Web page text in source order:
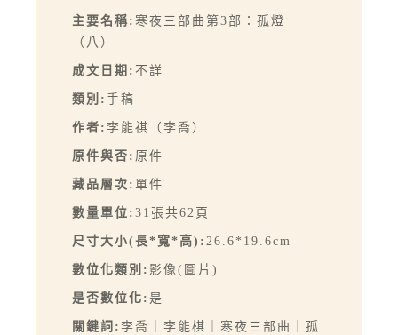
主要名稱: 寒夜三部曲第3部：孤燈
（八）
成文日期: 不詳
類別: 手稿
作者: 李能祺（李喬）
原件與否: 原件
藏品層次: 單件
數量單位: 31張共62頁
尺寸大小(長*寬*高): 26.6*19.6cm
數位化類別: 影像(圖片)
是否數位化: 是
關鍵詞: 李喬｜李能棋｜寒夜三部曲｜孤